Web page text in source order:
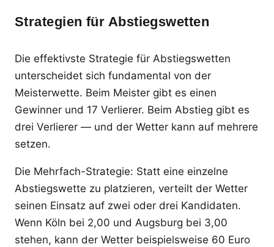
Strategien für Abstiegswetten
Die effektivste Strategie für Abstiegswetten
unterscheidet sich fundamental von der
Meisterwette. Beim Meister gibt es einen
Gewinner und 17 Verlierer. Beim Abstieg gibt es
drei Verlierer — und der Wetter kann auf mehrere
setzen.
Die Mehrfach-Strategie: Statt eine einzelne
Abstiegswette zu platzieren, verteilt der Wetter
seinen Einsatz auf zwei oder drei Kandidaten.
Wenn Köln bei 2,00 und Augsburg bei 3,00
stehen, kann der Wetter beispielsweise 60 Euro